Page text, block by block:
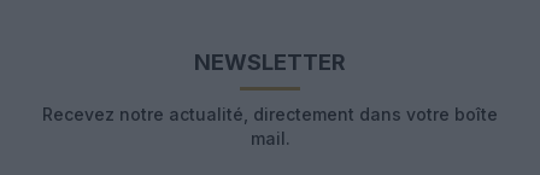
NEWSLETTER
Recevez notre actualité, directement dans votre boîte
mail.